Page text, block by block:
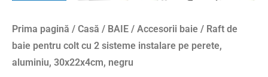
Prima pagină / Casă / BAIE / Accesorii baie / Raft de
baie pentru colt cu 2 sisteme instalare pe perete,
aluminiu, 30x22x4cm, negru